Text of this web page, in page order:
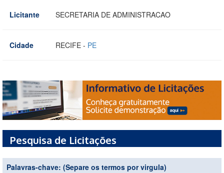
Licitante
SECRETARIA DE ADMINISTRACAO
Cidade RECIFE - PE
Pesquisa de Licitações
Palavras-chave: (Separe os termos por virgula)